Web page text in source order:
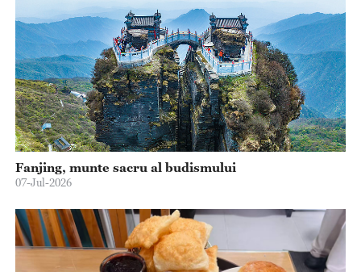
Fanjing, munte sacru al budismului
07-Jul-2026